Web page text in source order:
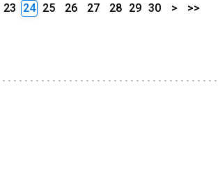
23 24 25 26 27 28 29 30 > >>